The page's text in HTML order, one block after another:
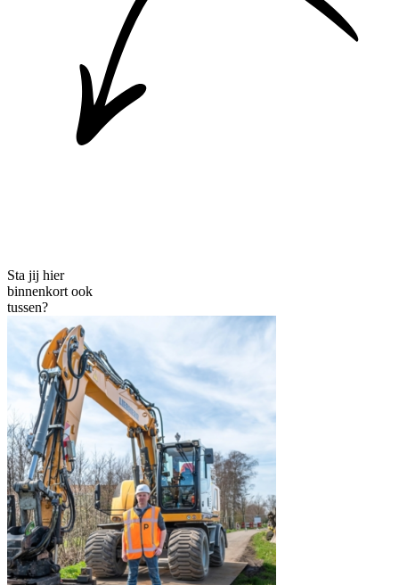
Sta jij hier
binnenkort ook
tussen?